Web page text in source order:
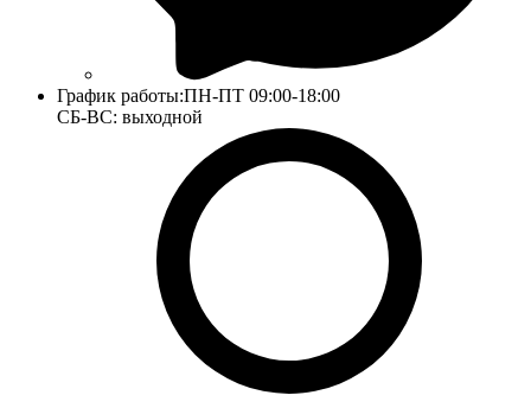
График работы:ПН-ПТ 09:00-18:00
СБ-ВС: выходной